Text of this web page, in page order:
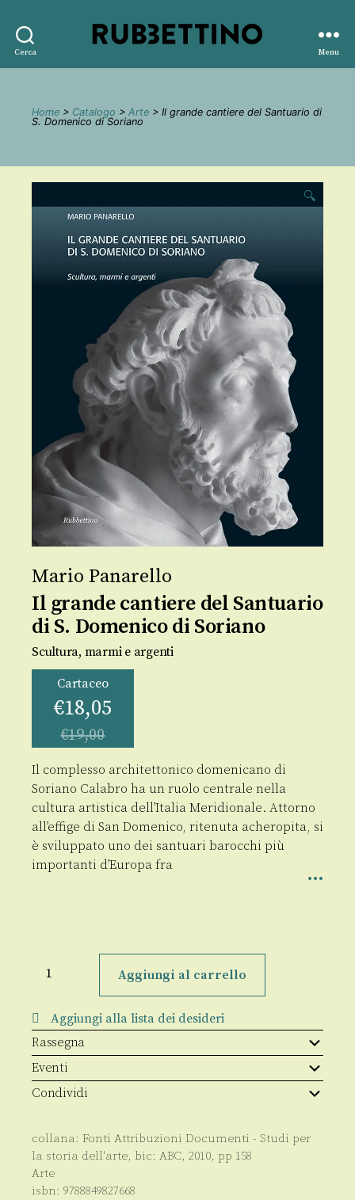
Cerca
editore
Menu
Home > Catalogo > Arte > Il grande cantiere del Santuario di
S. Domenico di Soriano
🔍
Mario Panarello
Il grande cantiere del Santuario
di S. Domenico di Soriano
Scultura, marmi e argenti
Cartaceo
€18,05
€19,00
Il complesso architettonico domenicano di
Soriano Calabro ha un ruolo centrale nella
cultura artistica dell’Italia Meridionale. Attorno
all’effige di San Domenico, ritenuta acheropita, si
è sviluppato uno dei santuari barocchi più
importanti d’Europa fra
grande
Santuario
di
S.
Domenico
di
Soriano
quantità
Aggiungi al carrello
Aggiungi alla lista dei desideri
Rassegna
Eventi
Condividi
collana: Fonti Attribuzioni Documenti - Studi per
la storia dell'arte, bic: ABC, 2010, pp 158
Arte
isbn: 9788849827668